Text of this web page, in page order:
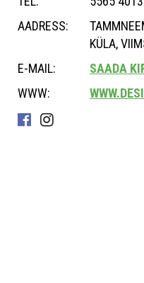
AADRESS:
KÜLA,
E-MAIL:
SAADA
WWW: